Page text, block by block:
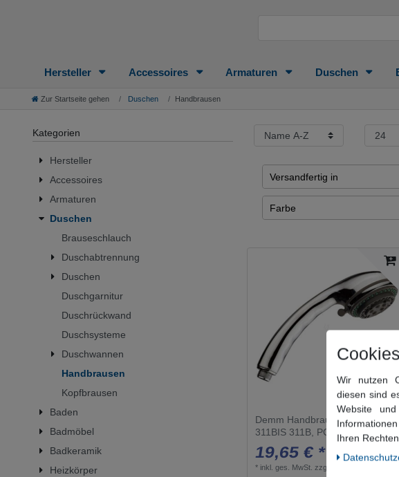
Hersteller Accessoires Armaturen Duschen
Zur Startseite gehen Duschen Handbrausen
Kategorien
Hersteller
Accessoires
Armaturen
Duschen
Brauseschlauch
Duschabtrennung
Duschen
Duschgarnitur
Duschrückwand
Duschsysteme
Duschwannen
Handbrausen
Kopfbrausen
Baden
Badmöbel
Badkeramik
Heizkörper
Versandfertig in
6 - 12 Tage
Farbe
Demm Handbrause Alice chrom
311BIS 311B, PC13230.C
19,65 € *
* inkl. ges. MwSt. zzgl.
Cookies
Wir nutzen
diesen sind
Website
Ihren